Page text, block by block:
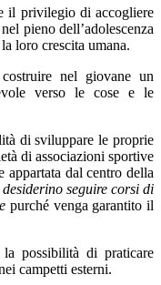
il privilegio di accogliere
pieno dell’adolescenza
loro crescita umana.
nel giovane un
verso le cose e le
di sviluppare le proprie
di associazioni sportive
appartata dal centro della
seguire corsi di
purché venga garantito il
possibilità di praticare
campetti esterni.